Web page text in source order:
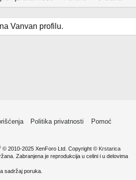
Vanvan profilu.
Politika privatnosti
Pomoć
© 2010-2025 XenForo Ltd. Copyright © Krstarica
Zabranjena je reprodukcija u celini i u delovima
sadržaj poruka.